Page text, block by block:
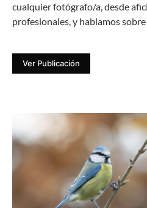
cualquier fotógrafo/a, desde
profesionales, y hablamos
Ver Publicación